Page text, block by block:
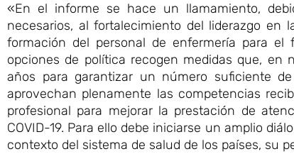
«En el informe se hace un llamamiento,
necesarios, al fortalecimiento del liderazgo
formación del personal de enfermería para el
opciones de política recogen medidas que, en
años para garantizar un número suficiente
aprovechan plenamente las competencias
profesional para mejorar la prestación de
COVID-19. Para ello debe iniciarse un amplio
contexto del sistema de salud de los países, su